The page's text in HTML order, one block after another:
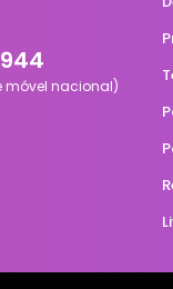
móvel nacional)